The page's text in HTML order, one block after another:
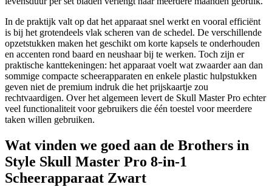
In de praktijk valt op dat het apparaat snel werkt en vooral efficiënt
is bij het grotendeels vlak scheren van de schedel. De verschillende
opzetstukken maken het geschikt om korte kapsels te onderhouden
en accenten rond baard en neushaar bij te werken. Toch zijn er
praktische kanttekeningen: het apparaat voelt wat zwaarder aan dan
sommige compacte scheerapparaten en enkele plastic hulpstukken
geven niet de premium indruk die het prijskaartje zou
rechtvaardigen. Over het algemeen levert de Skull Master Pro echter
veel functionaliteit voor gebruikers die één toestel voor meerdere
taken willen gebruiken.
Wat vinden we goed aan de Brothers in
Style Skull Master Pro 8-in-1
Scheerapparaat Zwart